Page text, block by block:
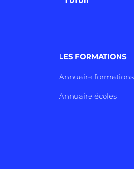
LES FORMATIONS
Annuaire formations
Annuaire écoles